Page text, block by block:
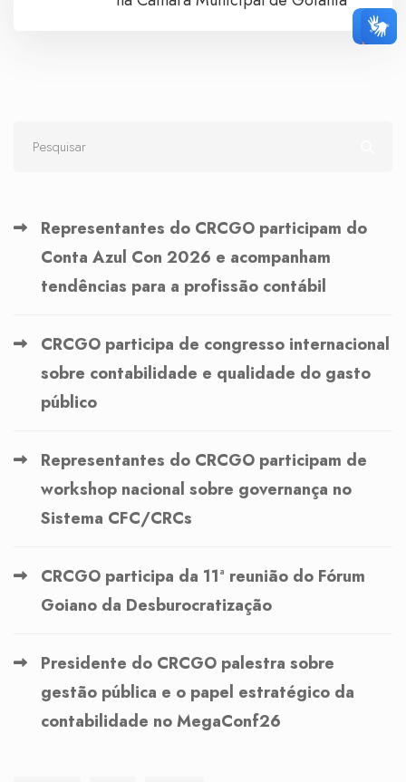
Representantes do CRCGO participam do
Conta Azul Con 2026 e acompanham
tendências para a profissão contábil
CRCGO participa de congresso internacional
sobre contabilidade e qualidade do gasto
público
Representantes do CRCGO participam de
workshop nacional sobre governança no
Sistema CFC/CRCs
CRCGO participa da 11ª reunião do Fórum
Goiano da Desburocratização
Presidente do CRCGO palestra sobre
gestão pública e o papel estratégico da
contabilidade no MegaConf26